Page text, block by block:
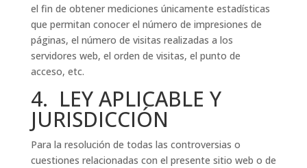
el fin de obtener mediciones únicamente estadísticas
que permitan conocer el número de impresiones de
páginas, el número de visitas realizadas a los
servidores web, el orden de visitas, el punto de
acceso, etc.
4. LEY APLICABLE Y
JURISDICCIÓN
Para la resolución de todas las controversias o
cuestiones relacionadas con el presente sitio web o de